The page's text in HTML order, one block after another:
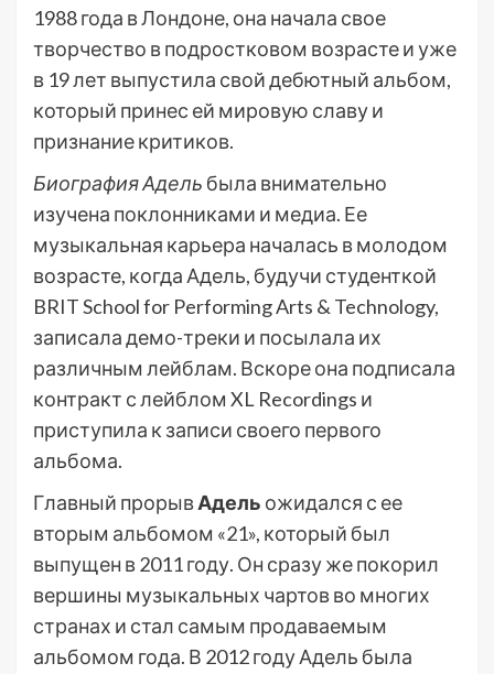
1988 года в Лондоне, она начала свое
творчество в подростковом возрасте и уже
в 19 лет выпустила свой дебютный альбом,
который принес ей мировую славу и
признание критиков.
Биография Адель была внимательно
изучена поклонниками и медиа. Ее
музыкальная карьера началась в молодом
возрасте, когда Адель, будучи студенткой
BRIT School for Performing Arts & Technology,
записала демо-треки и посылала их
различным лейблам. Вскоре она подписала
контракт с лейблом XL Recordings и
приступила к записи своего первого
альбома.
Главный прорывАдель ожидался с ее
вторым альбомом «21», который был
выпущен в 2011 году. Он сразу же покорил
вершины музыкальных чартов во многих
странах и стал самым продаваемым
альбомом года. В 2012 году Адель была